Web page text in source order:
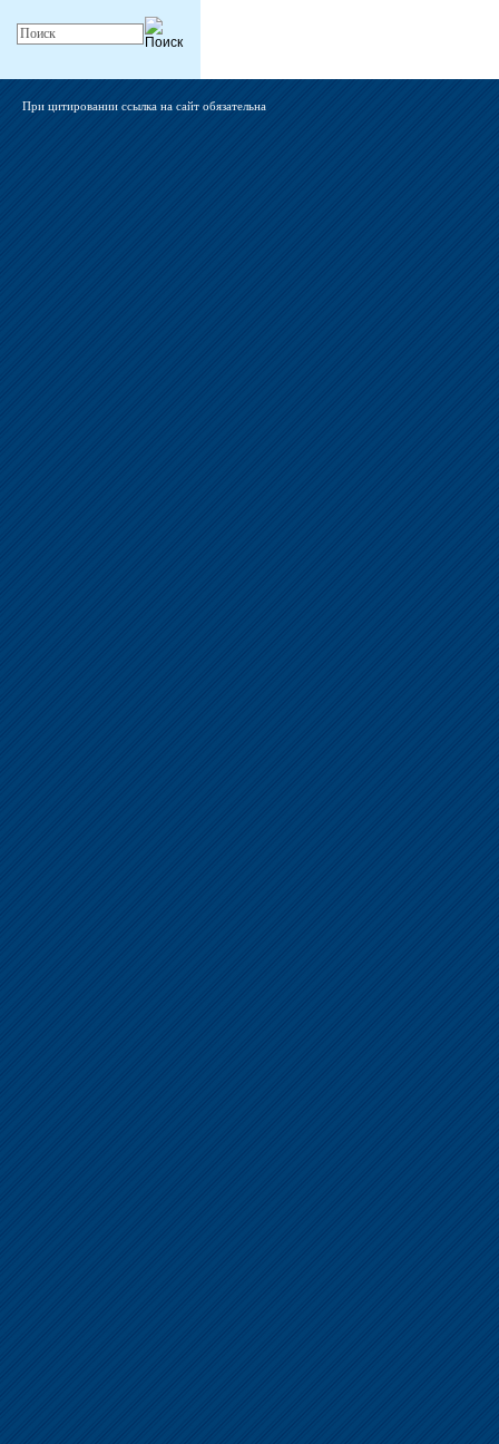
При цитировании ссылка на сайт обязательна